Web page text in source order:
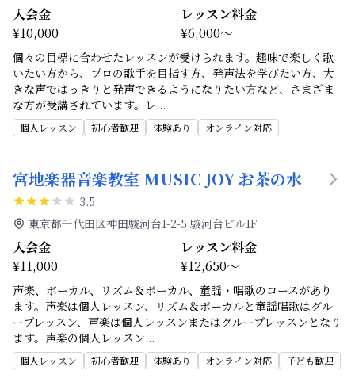
入会金
¥10,000
レッスン料金
¥6,000～
個々の目標に合わせたレッスンが受けられます。趣味で楽しく歌
いたい方から、プロの歌手を目指す方、発声法を学びたい方、大
きな声ではっきりと発声できるようになりたい方など、さまざま
な方が受講されています。レ...
個人レッスン 初心者歓迎 体験あり オンライン対応
宮地楽器音楽教室 MUSIC JOY お茶の水
3.5
東京都千代田区神田駿河台1-2-5 駿河台ビル1F
入会金
¥11,000
レッスン料金
¥12,650～
声楽、ボーカル、リズム＆ボーカル、童謡・唱歌のコースがあり
ます。声楽は個人レッスン、リズム＆ボーカルと童謡唱歌はグル
ープレッスン、声楽は個人レッスンまたはグループレッスンとなり
ます。声楽の個人レッスン...
個人レッスン 初心者歓迎 体験あり オンライン対応 子ども歓迎